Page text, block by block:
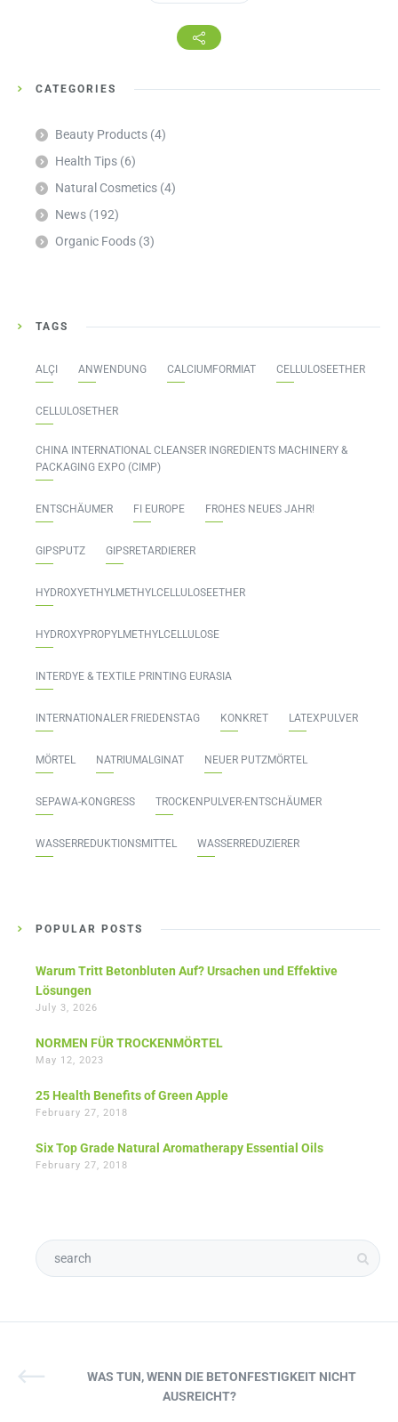
CATEGORIES
Beauty Products (4)
Health Tips (6)
Natural Cosmetics (4)
News (192)
Organic Foods (3)
TAGS
ALÇI ANWENDUNG CALCIUMFORMIAT CELLULOSEETHER
CELLULOSETHER
CHINA INTERNATIONAL CLEANSER INGREDIENTS MACHINERY &
PACKAGING EXPO (CIMP)
ENTSCHÄUMER FI EUROPE FROHES NEUES JAHR!
GIPSPUTZ GIPSRETARDIERER
HYDROXYETHYLMETHYLCELLULOSEETHER
HYDROXYPROPYLMETHYLCELLULOSE
INTERDYE & TEXTILE PRINTING EURASIA
INTERNATIONALER FRIEDENSTAG KONKRET LATEXPULVER
MÖRTEL NATRIUMALGINAT NEUER PUTZMÖRTEL
SEPAWA-KONGRESS TROCKENPULVER-ENTSCHÄUMER
WASSERREDUKTIONSMITTEL WASSERREDUZIERER
POPULAR POSTS
Warum Tritt Betonbluten Auf? Ursachen und Effektive
Lösungen
July 3, 2026
NORMEN FÜR TROCKENMÖRTEL
May 12, 2023
25 Health Benefits of Green Apple
February 27, 2018
Six Top Grade Natural Aromatherapy Essential Oils
February 27, 2018
WAS TUN, WENN DIE BETONFESTIGKEIT NICHT
AUSREICHT?